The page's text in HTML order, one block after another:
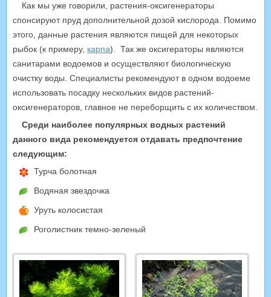
Как мы уже говорили, растения-оксигенераторы
спонсируют пруд дополнительной дозой кислорода. Помимо
этого, данные растения являются пищей для некоторых
рыбок (к примеру, карпа). Так же оксигераторы являются
санитарами водоемов и осуществляют биологическую
очистку воды. Специалисты рекомендуют в одном водоеме
использовать посадку нескольких видов растений-
оксигенераторов, главное не переборщить с их количеством.
Среди наиболее популярных водных растений
данного вида рекомендуется отдавать предпочтение
следующим:
Турча болотная
Водяная звездочка
Уруть колосистая
Роголистник темно-зеленый